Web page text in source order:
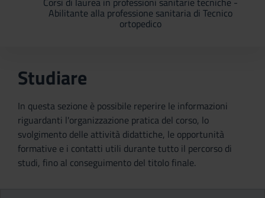
Abilitante alla professione sanitaria di Tecnico
ortopedico
Studiare
In questa sezione è possibile reperire le informazioni
riguardanti l'organizzazione pratica del corso, lo
svolgimento delle attività didattiche, le opportunità
formative e i contatti utili durante tutto il percorso di
studi, fino al conseguimento del titolo finale.